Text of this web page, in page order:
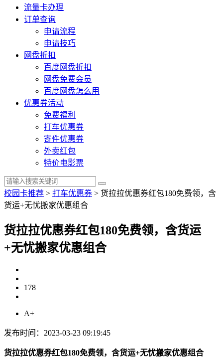
流量卡办理
订单查询
申请流程
申请技巧
网盘折扣
百度网盘折扣
网盘免费会员
百度网盘怎么用
优惠券活动
免费福利
打车优惠券
寄件优惠券
外卖红包
特价电影票
校园卡推荐 > 打车优惠券 > 货拉拉优惠券红包180免费领，含
货运+无忧搬家优惠组合
货拉拉优惠券红包180免费领，含货运
+无忧搬家优惠组合
178
A+
发布时间：2023-03-23 09:19:45
货拉拉优惠券红包180免费领，含货运+无忧搬家优惠组合